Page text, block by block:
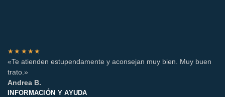
★★★★★
«Te atienden estupendamente y aconsejan muy bien. Muy buen
trato.»
Andrea B.
INFORMACIÓN Y AYUDA